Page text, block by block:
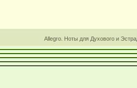
Allegro. Ноты для Духового и